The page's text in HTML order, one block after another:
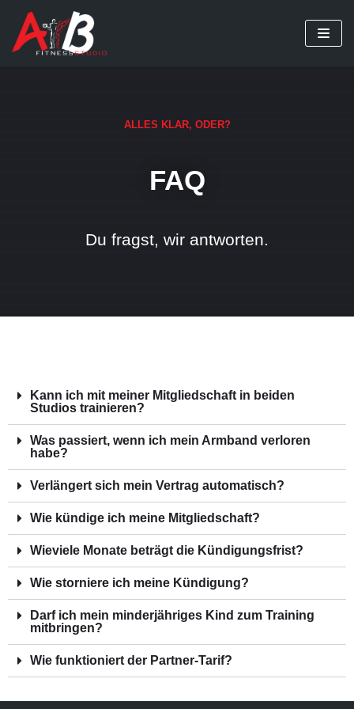
Zum
ALLES KLAR, ODER?
FAQ
Du fragst, wir antworten.
Kann ich mit meiner Mitgliedschaft in beiden
Studios trainieren?
Was passiert, wenn ich mein Armband verloren
habe?
Verlängert sich mein Vertrag automatisch?
Wie kündige ich meine Mitgliedschaft?
Wieviele Monate beträgt die Kündigungsfrist?
Wie storniere ich meine Kündigung?
Darf ich mein minderjähriges Kind zum Training
mitbringen?
Wie funktioniert der Partner-Tarif?